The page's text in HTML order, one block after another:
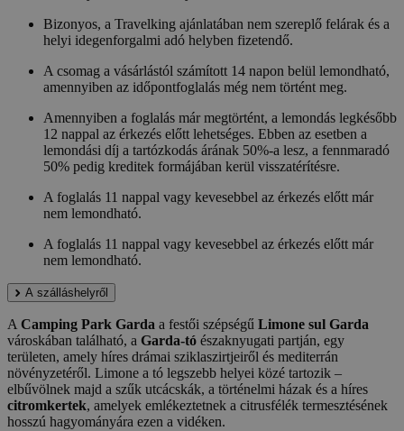
Bizonyos, a Travelking ajánlatában nem szereplő felárak és a
helyi idegenforgalmi adó helyben fizetendő.
A csomag a vásárlástól számított 14 napon belül lemondható,
amennyiben az időpontfoglalás még nem történt meg.
Amennyiben a foglalás már megtörtént, a lemondás legkésőbb
12 nappal az érkezés előtt lehetséges. Ebben az esetben a
lemondási díj a tartózkodás árának 50%-a lesz, a fennmaradó
50% pedig kreditek formájában kerül visszatérítésre.
A foglalás 11 nappal vagy kevesebbel az érkezés előtt már
nem lemondható.
A foglalás 11 nappal vagy kevesebbel az érkezés előtt már
nem lemondható.
A szálláshelyről
A Camping Park Garda a festői szépségű Limone sul Garda
városkában található, a Garda-tó északnyugati partján, egy
területen, amely híres drámai sziklaszirtjeiről és mediterrán
növényzetéről. Limone a tó legszebb helyei közé tartozik –
elbűvölnek majd a szűk utcácskák, a történelmi házak és a híres
citromkertek, amelyek emlékeztetnek a citrusfélék termesztésének
hosszú hagyományára ezen a vidéken.